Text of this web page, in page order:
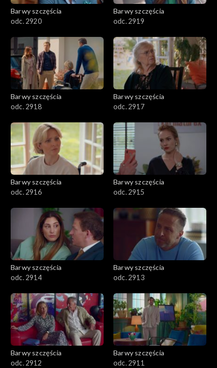
Barwy szczęścia
odc. 2920
Barwy szczęścia
odc. 2919
Barwy szczęścia
odc. 2918
Barwy szczęścia
odc. 2917
Barwy szczęścia
odc. 2916
Barwy szczęścia
odc. 2915
Barwy szczęścia
odc. 2914
Barwy szczęścia
odc. 2913
Barwy szczęścia
odc. 2912
Barwy szczęścia
odc. 2911